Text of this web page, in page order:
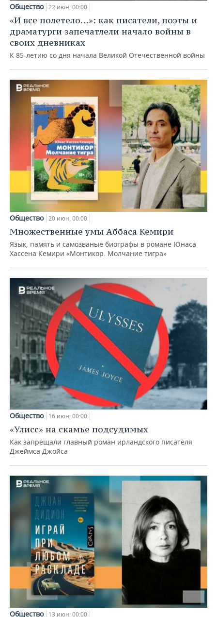
Общество 22 июн, 00:00
«И все полетело…»: как писатели, поэты и
драматурги запечатлели начало войны в
своих дневниках
К 85-летию со дня начала Великой Отечественной войны
Общество 20 июн, 00:00
Множественные умы Аббаса Кемири
Язык, память и самозваные биографы в романе Юнаса
Хассена Кемири «Монтикор. Молчание тигра»
Общество 16 июн, 00:00
«Улисс» на скамье подсудимых
Как запрещали главный роман ирландского писателя
Джеймса Джойса
Общество 13 июн, 00:00